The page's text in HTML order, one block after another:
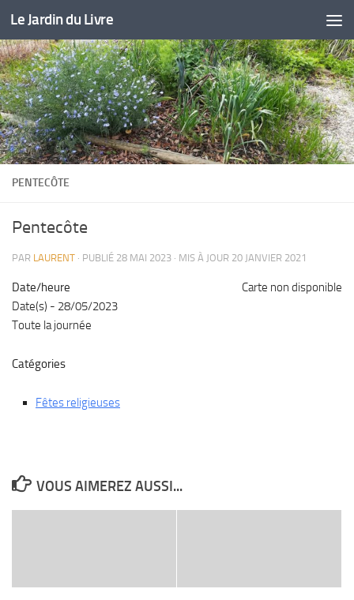
Skip to content
Le Jardin du Livre
PENTECÔTE
Pentecôte
PAR LAURENT · PUBLIÉ 28 MAI 2023 · MIS À JOUR 20 JANVIER 2021
Carte non disponible
Date/heure
Date(s) - 28/05/2023
Toute la journée
Catégories
Fêtes religieuses
VOUS AIMEREZ AUSSI...